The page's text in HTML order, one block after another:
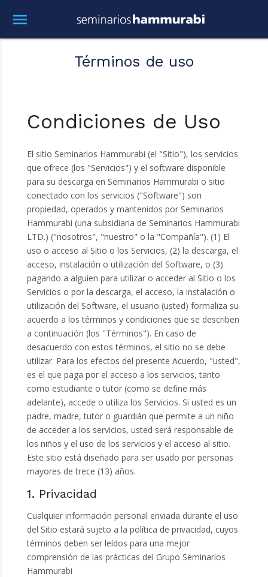
menu
Términos de uso
Condiciones de Uso
El sitio Seminarios Hammurabi (el "Sitio"), los servicios
que ofrece (los "Servicios") y el software disponible
para su descarga en Seminarios Hammurabi o sitio
conectado con los servicios ("Software") son
propiedad, operados y mantenidos por Seminarios
Hammurabi (una subsidiaria de Seminarios Hammurabi
LTD.) ("nosotros", "nuestro" o la "Compañía"). (1) El
uso o acceso al Sitio o los Servicios, (2) la descarga, el
acceso, instalación o utilización del Software, o (3)
pagando a alguien para utilizar o acceder al Sitio o los
Servicios o por la descarga, el acceso, la instalación o
utilización del Software, el usuario (usted) formaliza su
acuerdo a los términos y condiciones que se describen
a continuación (los "Términos"). En caso de
desacuerdo con estos términos, el sitio no se debe
utilizar. Para los efectos del presente Acuerdo, "usted",
es el que paga por el acceso a los servicios, tanto
como estudiante o tutor (como se define más
adelante), accede o utiliza los Servicios. Si usted es un
padre, madre, tutor o guardián que permite a un niño
de acceder a los servicios, usted será responsable de
los niños y el uso de los servicios y el acceso al sitio.
Este sitio está diseñado para ser usado por personas
mayores de trece (13) años.
1. Privacidad
Cualquier información personal enviada durante el uso
del Sitio estará sujeto a la política de privacidad, cuyos
términos deben ser leídos para una mejor
comprensión de las prácticas del Grupo Seminarios
Hammurabi